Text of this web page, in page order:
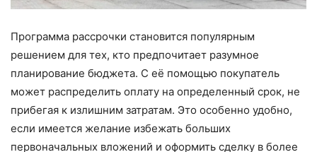
Программа рассрочки становится популярным
решением для тех, кто предпочитает разумное
планирование бюджета. С её помощью покупатель
может распределить оплату на определенный срок, не
прибегая к излишним затратам. Это особенно удобно,
если имеется желание избежать больших
первоначальных вложений и оформить сделку в более